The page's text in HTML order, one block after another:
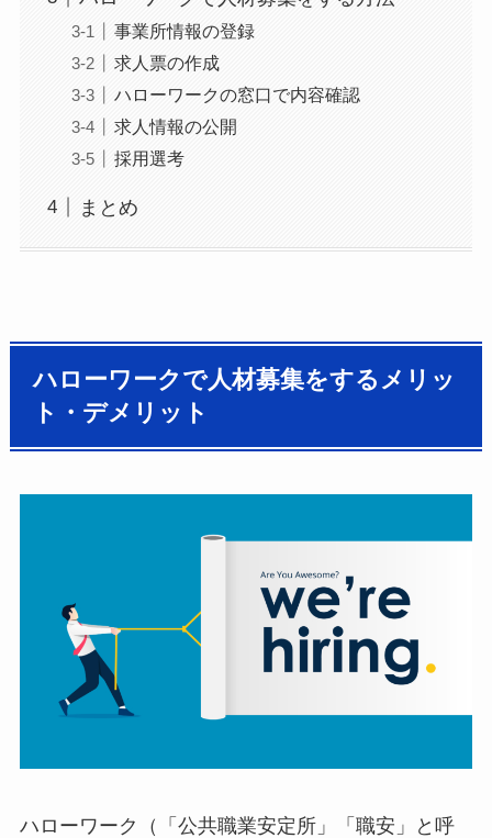
事業所情報の登録
求人票の作成
ハローワークの窓口で内容確認
求人情報の公開
採用選考
まとめ
ハローワークで人材募集をするメリッ
ト・デメリット
ハローワーク（「公共職業安定所」「職安」と呼